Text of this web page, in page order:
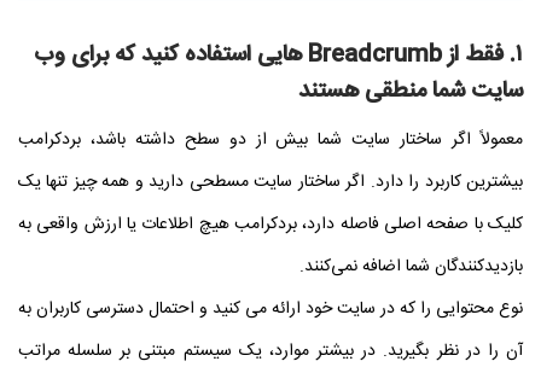
۱. فقط از Breadcrumb هایی استفاده کنید که برای وب
سایت شما منطقی هستند
معمولاً اگر ساختار سایت شما بیش از دو سطح داشته باشد، بردکرامب
بیشترین کاربرد را دارد. اگر ساختار سایت مسطحی دارید و همه چیز تنها یک
کلیک با صفحه اصلی فاصله دارد، بردکرامب هیچ اطلاعات یا ارزش واقعی به
بازدیدکنندگان شما اضافه نمی‌کنند.
نوع محتوایی را که در سایت خود ارائه می کنید و احتمال دسترسی کاربران به
آن را در نظر بگیرید. در بیشتر موارد، یک سیستم مبتنی بر سلسله مراتب